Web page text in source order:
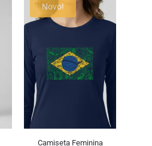
Novo!
Camiseta Feminina